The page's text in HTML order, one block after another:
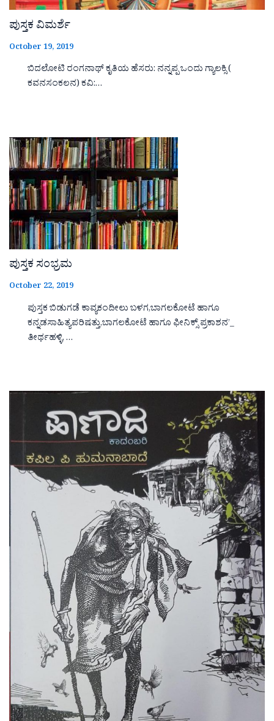
ಪುಸ್ತಕ ವಿಮರ್ಶೆ
October 19, 2019
ಬಿದಲೋಟಿ ರಂಗನಾಥ್ ಕೃತಿಯ ಹೆಸರು: ನನ್ನಪ್ಪ ಒಂದು ಗ್ಯಾಲಕ್ಸಿ (
ಕವನಸಂಕಲನ) ಕವಿ:…
ಪುಸ್ತಕ ಸಂಭ್ರಮ
October 22, 2019
ಪುಸ್ತಕ ಬಿಡುಗಡೆ ಕಾವ್ಯಕಂದೀಲು ಬಳಗ,ಬಾಗಲಕೋಟೆ ಹಾಗೂ
ಕನ್ನಡಸಾಹಿತ್ಯಪರಿಷತ್ತು,ಬಾಗಲಕೋಟೆ ಹಾಗೂ ಫೀನಿಕ್ಸ್ ಪ್ರಕಾಶನ’_
ತೀರ್ಥಹಳ್ಳಿ, …